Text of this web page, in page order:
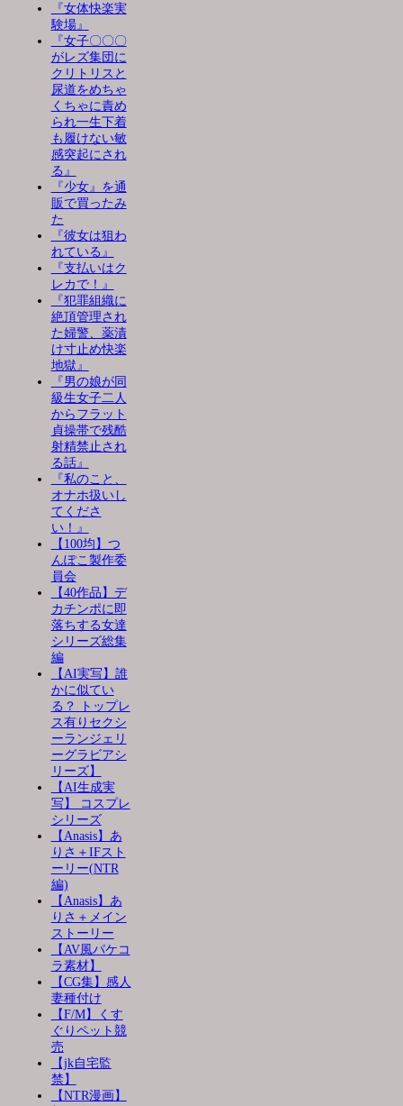
『女体快楽実
験場』
『女子〇〇〇
がレズ集団に
クリトリスと
尿道をめちゃ
くちゃに責め
られ一生下着
も履けない敏
感突起にされ
る』
『少女』を通
販で買ったみ
た
『彼女は狙わ
れている』
『支払いはク
レカで！』
『犯罪組織に
絶頂管理され
た婦警、薬漬
け寸止め快楽
地獄』
『男の娘が同
級生女子二人
からフラット
貞操帯で残酷
射精禁止され
る話』
『私のこと、
オナホ扱いし
てくださ
い！』
【100均】つ
んぽこ製作委
員会
【40作品】デ
カチンポに即
落ちする女達
シリーズ総集
編
【AI実写】誰
かに似てい
る？ トップレ
ス有りセクシ
ーランジェリ
ーグラビアシ
リーズ】
【AI生成実
写】 コスプレ
シリーズ
【Anasis】あ
りさ＋IFスト
ーリー(NTR
編)
【Anasis】あ
りさ＋メイン
ストーリー
【AV風パケコ
ラ素材】
【CG集】感人
妻種付け
【F/M】くす
ぐりペット競
売
【jk自宅監
禁】
【NTR漫画】